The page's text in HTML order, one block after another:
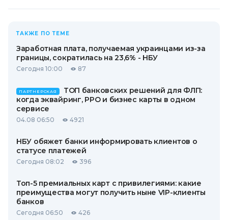
ТАКЖЕ ПО ТЕМЕ
Заработная плата, получаемая украинцами из-за
границы, сократилась на 23,6% - НБУ
Сегодня 10:00 87
ПАРТНЕРСКАЯ
ТОП банковских решений для ФЛП:
когда эквайринг, РРО и бизнес карты в одном
сервисе
04.08 06:50 4921
НБУ обяжет банки информировать клиентов о
статусе платежей
Сегодня 08:02 396
Топ-5 премиальных карт с привилегиями: какие
преимущества могут получить ныне VIP-клиенты
банков
Сегодня 06:50 426